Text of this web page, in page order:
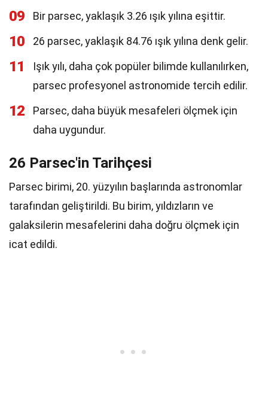
09 Bir parsec, yaklaşık 3.26 ışık yılına eşittir.
10 26 parsec, yaklaşık 84.76 ışık yılına denk gelir.
11
Işık yılı, daha çok popüler bilimde kullanılırken,
parsec profesyonel astronomide tercih edilir.
12
Parsec, daha büyük mesafeleri ölçmek için
daha uygundur.
26 Parsec'in Tarihçesi
Parsec birimi, 20. yüzyılın başlarında astronomlar
tarafından geliştirildi. Bu birim, yıldızların ve
galaksilerin mesafelerini daha doğru ölçmek için
icat edildi.